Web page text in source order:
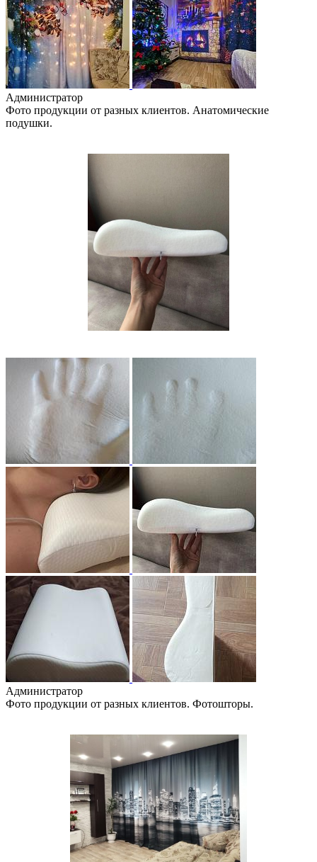
Администратор
Фото продукции от разных клиентов. Анатомические
подушки.
Администратор
Фото продукции от разных клиентов. Фотошторы.